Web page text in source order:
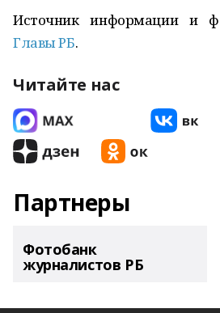
Источник информации и
Главы РБ.
Читайте нас
Партнеры
Фотобанк
журналистов РБ